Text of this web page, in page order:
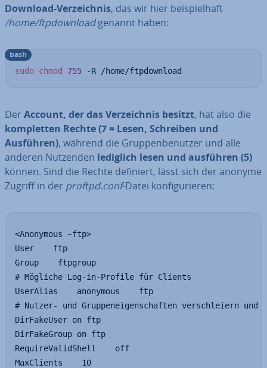
Download-Ver­zeich­nis, das wir hier bei­spiel­haft
/home/ftpdown­loadgenannt haben:
sudo chmod 755 -R /home/ftpdownload
bash
Der Account, der das Ver­zeich­nis besitzt, hat also die
kom­plet­ten Rechte (7 = Lesen, Schreiben und
Ausführen), während die Grup­pen­be­nut­zer und alle
anderen Nutzenden lediglich lesen und ausführen (5)
können. Sind die Rechte definiert, lässt sich der anonyme
Zugriff in der proftpd.conf-Datei kon­fi­gu­rie­ren:
<Anonymous ~ftp>
User    ftp
Group    ftpgroup
# Mögliche Log-in-Profile für Clients
UserAlias    anonymous    ftp
# Nutzer- und Gruppeneigenschaften verschleiern und
DirFakeUser on ftp
DirFakeGroup on ftp
RequireValidShell    off
MaxClients    10